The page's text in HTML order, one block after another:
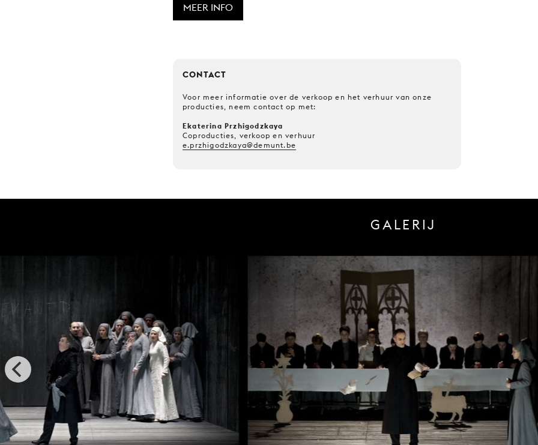
MEER INFO
CONTACT
Voor meer informatie over de verkoop en het verhuur van onze
producties, neem contact op met:
Ekaterina Przhigodzkaya
Coproducties, verkoop en verhuur
e.przhigodzkaya@demunt.be
GALERIJ